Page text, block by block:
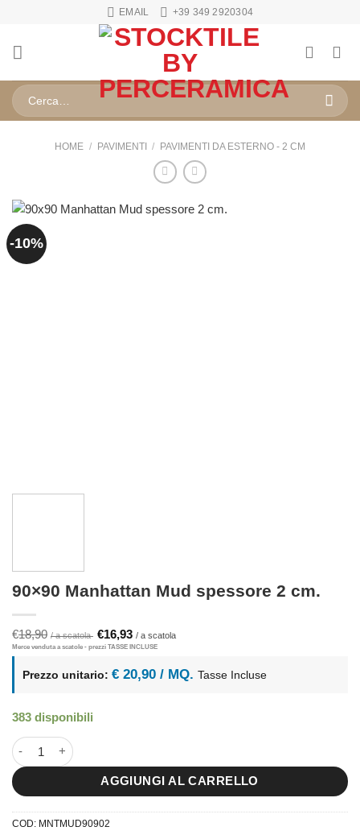
contenuti
EMAIL +39 349 2920304
Cerca:
HOME / PAVIMENTI / PAVIMENTI DA ESTERNO - 2 CM
-10%
90×90 Manhattan Mud spessore 2 cm.
€18,90
Il
prezzo
era:
€18,90.
€16,93
Il
è:
€16,93.
Prezzo unitario: € 20,90 / MQ. Tasse Incluse
383 disponibili
90x90 Manhattan Mud spessore 2 cm. quantità
AGGIUNGI AL CARRELLO
COD: MNTMUD90902